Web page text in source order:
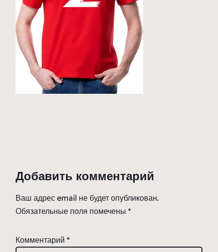
Добавить комментарий
Ваш адрес email не будет опубликован.
Обязательные поля помечены *
Комментарий *